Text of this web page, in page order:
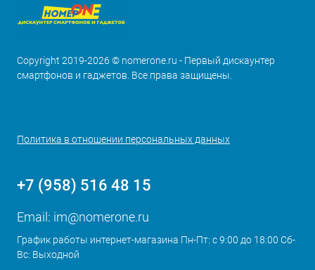
Copyright 2019-2026 © nomerone.ru - Первый дискаунтер
смартфонов и гаджетов. Все права защищены.
Политика в отношении персональных данных
+7 (958) 516 48 15
Email: im@nomerone.ru
График работы интернет-магазина Пн-Пт: с 9:00 до 18:00 Сб-
Вс: Выходной